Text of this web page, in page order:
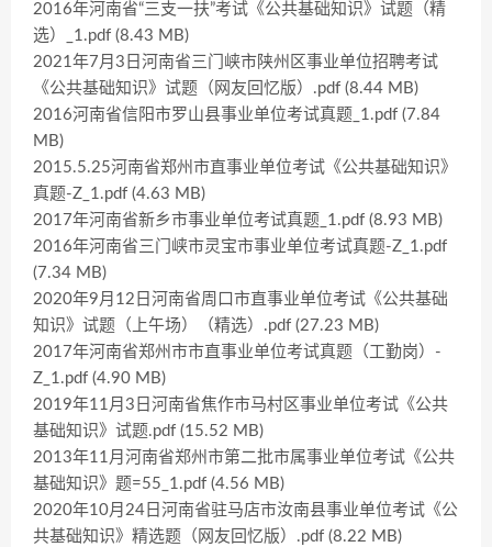
2016年河南省“三支一扶”考试《公共基础知识》试题（精
选）_1.pdf (8.43 MB)
2021年7月3日河南省三门峡市陕州区事业单位招聘考试
《公共基础知识》试题（网友回忆版）.pdf (8.44 MB)
2016河南省信阳市罗山县事业单位考试真题_1.pdf (7.84
MB)
2015.5.25河南省郑州市直事业单位考试《公共基础知识》
真题-Z_1.pdf (4.63 MB)
2017年河南省新乡市事业单位考试真题_1.pdf (8.93 MB)
2016年河南省三门峡市灵宝市事业单位考试真题-Z_1.pdf
(7.34 MB)
2020年9月12日河南省周口市直事业单位考试《公共基础
知识》试题（上午场）（精选）.pdf (27.23 MB)
2017年河南省郑州市市直事业单位考试真题（工勤岗）-
Z_1.pdf (4.90 MB)
2019年11月3日河南省焦作市马村区事业单位考试《公共
基础知识》试题.pdf (15.52 MB)
2013年11月河南省郑州市第二批市属事业单位考试《公共
基础知识》题=55_1.pdf (4.56 MB)
2020年10月24日河南省驻马店市汝南县事业单位考试《公
共基础知识》精选题（网友回忆版）.pdf (8.22 MB)